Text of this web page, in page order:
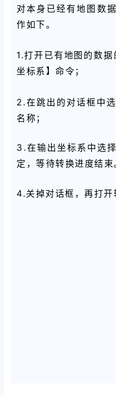
对本身已经有地图数
作如下。
1.打开已有地图的数
坐标系】命令；
2.在跳出的对话框中
名称；
3.在输出坐标系中选
定，等待转换进度结束
4.关掉对话框，再打开